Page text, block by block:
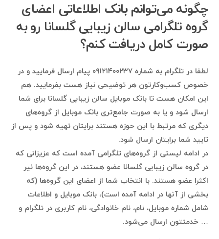
چگونه می‌توانم بانک اطلاعاتی اعضای
گروه تلگرامی سالن زیبایی گلسانا رو به
صورت کامل دریافت کنم؟
لطفا در تلگرام به شماره ۰۹۱۲۱۴۰۰۲۳۷ پیام ارسال فرمایید و در
خصوص کسب‌وکارتون هر توضیحی نیاز هست بفرمایید. هم
این امکان هست تا بانک موبایل سالن زیبایی گلسانا برای شما
ارسال شود و یا به صورت جامع‌تری بانک موبایل از گروه‌های
دیگری که مرتبط با این حوزه هستند برایتان تهیه شود و پس از
تایید شما برایتان ارسال شود.
در ادامه لیستی از گروه‌های تلگرامی آمده است که عزیزانی که
در گروه سالن زیبایی گلسانا عضو هستند، در این گروه‌ها نیر
اکثرا عضو هستند. با انتخاب شما از اعضای این گروه‌ها (که
بخشی از آنها در ادامه آمده است)، بانک موبایل و اطلاعات
شامل شماره موبایل، نام، نام خانوادگی، نام کاربری در تلگرام و
… خدمتتون ارسال می‌شود.